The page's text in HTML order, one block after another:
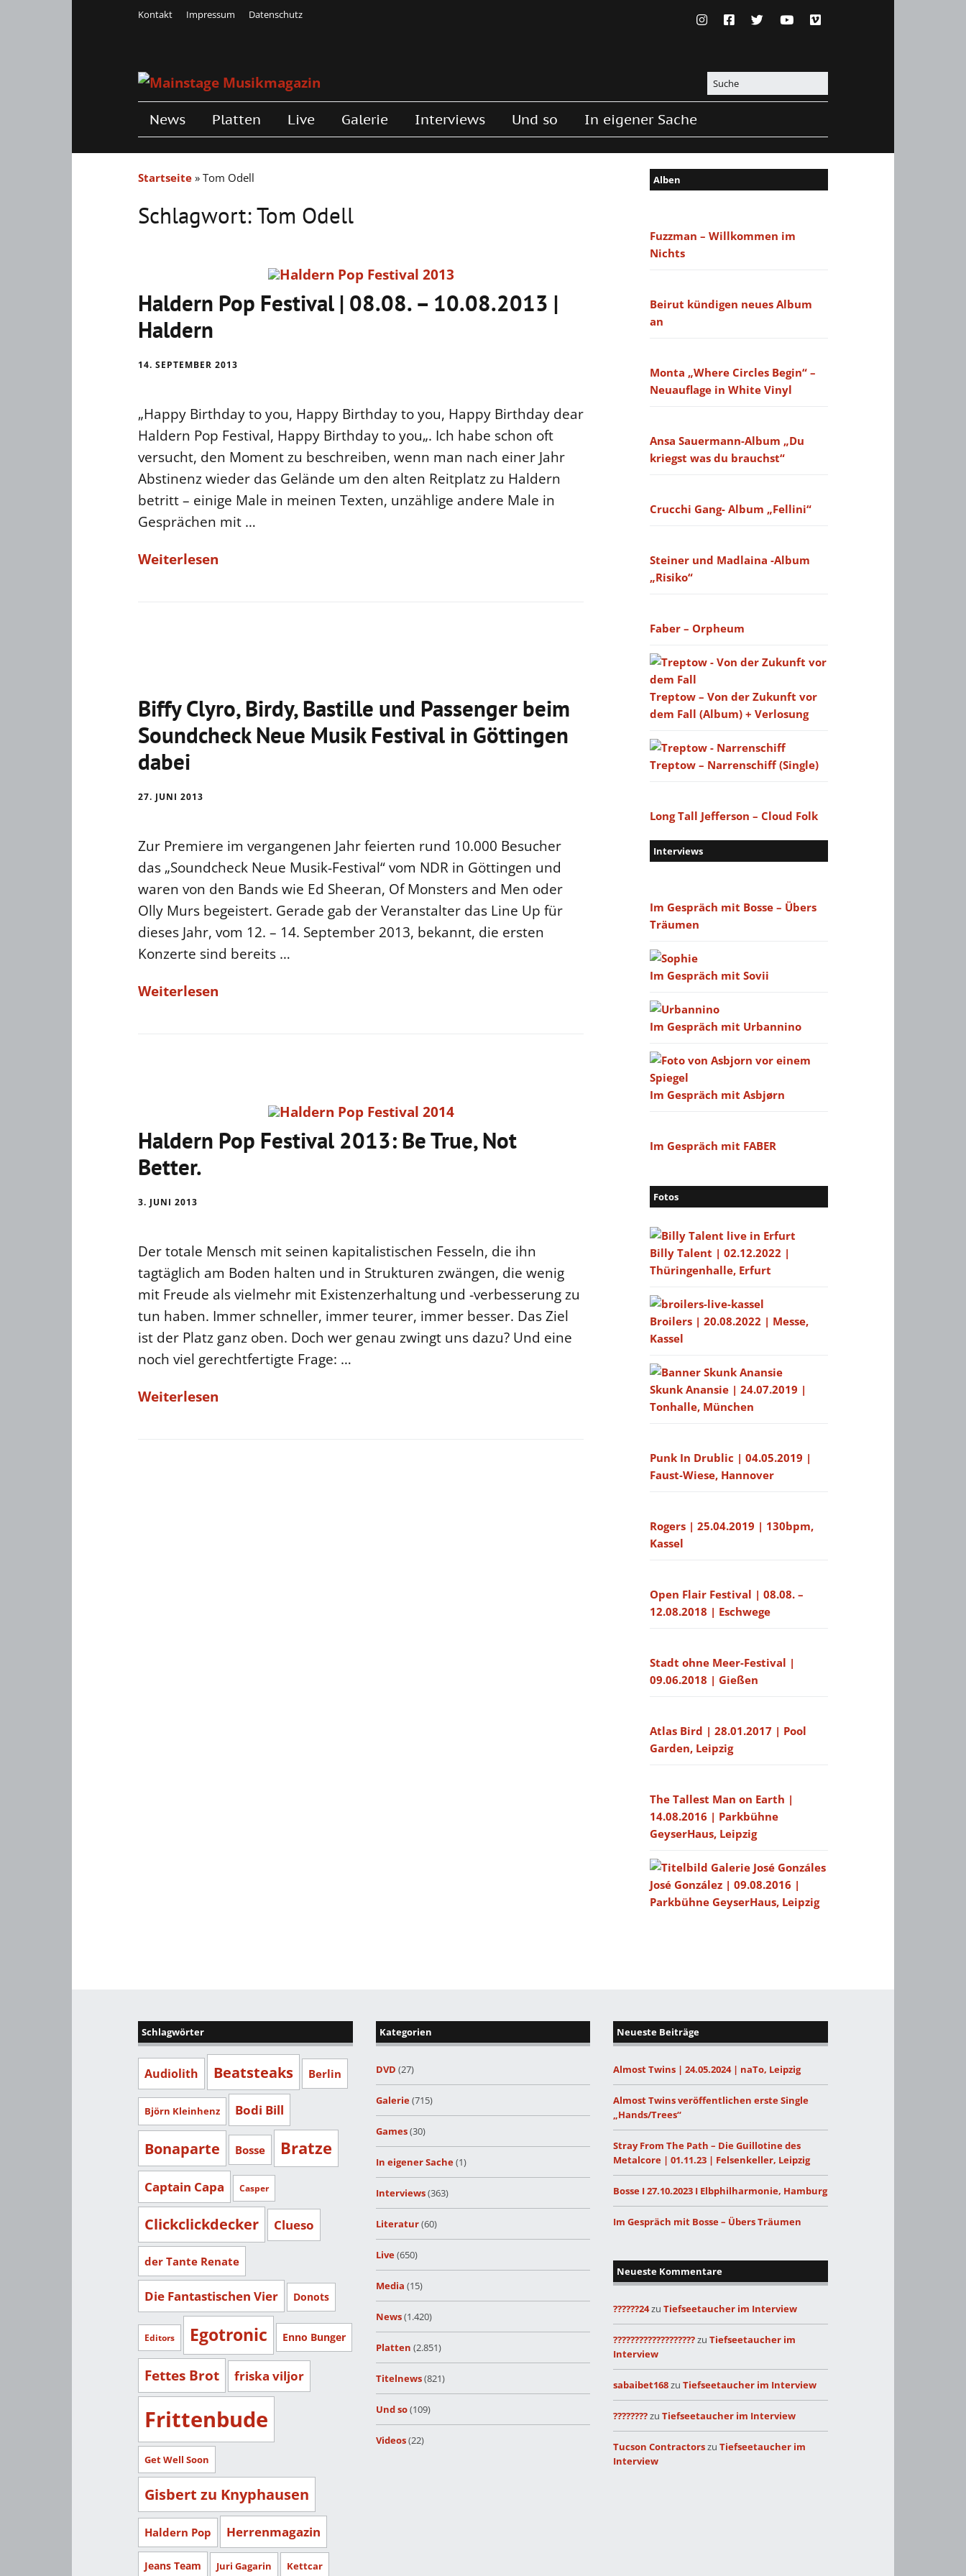
Kontakt Impressum Datenschutz
News Platten Live Galerie Interviews Und so In eigener Sache
Startseite » Tom Odell
Schlagwort:Tom Odell
Haldern Pop Festival | 08.08. – 10.08.2013 |
Haldern
14. SEPTEMBER 2013
„Happy Birthday to you, Happy Birthday to you, Happy Birthday dear
Haldern Pop Festival, Happy Birthday to you„. Ich habe schon oft
versucht, den Moment zu beschreiben, wenn man nach einer Jahr
Abstinenz wieder das Gelände um den alten Reitplatz zu Haldern
betritt – einige Male in meinen Texten, unzählige andere Male in
Gesprächen mit …
Weiterlesen
Biffy Clyro, Birdy, Bastille und Passenger beim
Soundcheck Neue Musik Festival in Göttingen
dabei
27. JUNI 2013
Zur Premiere im vergangenen Jahr feierten rund 10.000 Besucher
das „Soundcheck Neue Musik-Festival“ vom NDR in Göttingen und
waren von den Bands wie Ed Sheeran, Of Monsters and Men oder
Olly Murs begeistert. Gerade gab der Veranstalter das Line Up für
dieses Jahr, vom 12. – 14. September 2013, bekannt, die ersten
Konzerte sind bereits …
Weiterlesen
Haldern Pop Festival 2013: Be True, Not
Better.
3. JUNI 2013
Der totale Mensch mit seinen kapitalistischen Fesseln, die ihn
tagtäglich am Boden halten und in Strukturen zwängen, die wenig
mit Freude als vielmehr mit Existenzerhaltung und -verbesserung zu
tun haben. Immer schneller, immer teurer, immer besser. Das Ziel
ist der Platz ganz oben. Doch wer genau zwingt uns dazu? Und eine
noch viel gerechtfertigte Frage: …
Weiterlesen
Alben
Fuzzman – Willkommen im
Nichts
Beirut kündigen neues Album
an
Monta „Where Circles Begin“ –
Neuauflage in White Vinyl
Ansa Sauermann-Album „Du
kriegst was du brauchst“
Crucchi Gang- Album „Fellini“
Steiner und Madlaina -Album
„Risiko“
Faber – Orpheum
Treptow – Von der Zukunft vor
dem Fall (Album) + Verlosung
Treptow – Narrenschiff (Single)
Long Tall Jefferson – Cloud Folk
Interviews
Im Gespräch mit Bosse – Übers
Träumen
Im Gespräch mit Sovii
Im Gespräch mit Urbannino
Im Gespräch mit Asbjørn
Im Gespräch mit FABER
Fotos
Billy Talent | 02.12.2022 |
Thüringenhalle, Erfurt
Broilers | 20.08.2022 | Messe,
Kassel
Skunk Anansie | 24.07.2019 |
Tonhalle, München
Punk In Drublic | 04.05.2019 |
Faust-Wiese, Hannover
Rogers | 25.04.2019 | 130bpm,
Kassel
Open Flair Festival | 08.08. –
12.08.2018 | Eschwege
Stadt ohne Meer-Festival |
09.06.2018 | Gießen
Atlas Bird | 28.01.2017 | Pool
Garden, Leipzig
The Tallest Man on Earth |
14.08.2016 | Parkbühne
GeyserHaus, Leipzig
José González | 09.08.2016 |
Parkbühne GeyserHaus, Leipzig
Schlagwörter
Audiolith Beatsteaks Berlin
Björn Kleinhenz Bodi Bill
Bonaparte Bosse Bratze
Captain Capa Casper
Clickclickdecker Clueso
der Tante Renate
Die Fantastischen Vier Donots
Editors Egotronic Enno Bunger
Fettes Brot friska viljor
Frittenbude
Get Well Soon
Gisbert zu Knyphausen
Haldern Pop Herrenmagazin
Jeans Team Juri Gagarin Kettcar
Kategorien
DVD (27)
Galerie(715)
Games(30)
In eigener Sache(1)
Interviews(363)
Literatur(60)
Live(650)
Media (15)
News(1.420)
Platten (2.851)
Titelnews(821)
Und so(109)
Videos(22)
Neueste Beiträge
Almost Twins | 24.05.2024 | naTo, Leipzig
Almost Twins veröffentlichen erste Single
„Hands/Trees“
Stray From The Path – Die Guillotine des
Metalcore | 01.11.23 | Felsenkeller, Leipzig
Bosse I 27.10.2023 I Elbphilharmonie, Hamburg
Im Gespräch mit Bosse – Übers Träumen
Neueste Kommentare
??????24zuTiefseetaucher im Interview
???????????????????zuTiefseetaucher im
Interview
sabaibet168zuTiefseetaucher im Interview
????????zuTiefseetaucher im Interview
Tucson ContractorszuTiefseetaucher im
Interview